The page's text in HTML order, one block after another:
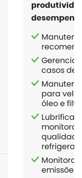
casos de
para
óleo e
emissões